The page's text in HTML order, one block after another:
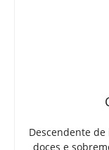
Descendente
doces e